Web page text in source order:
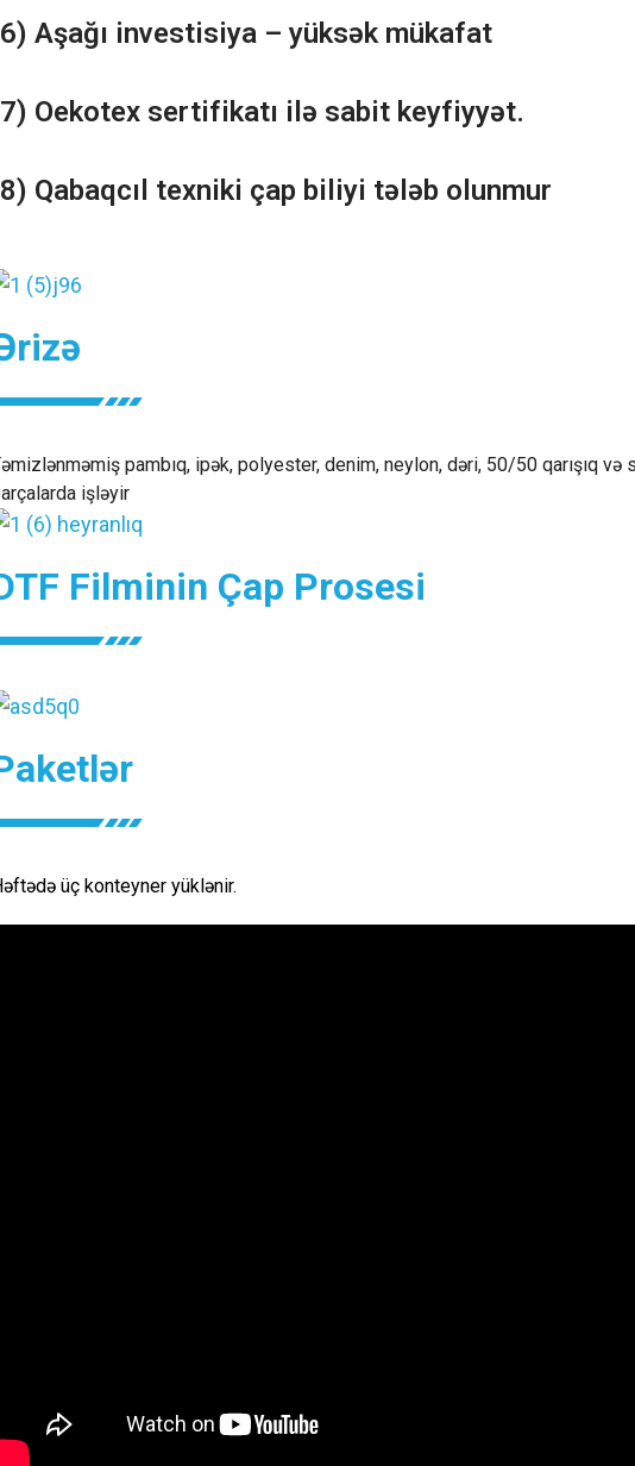
Aşağı investisiya – yüksək mükafat
Oekotex sertifikatı ilə sabit keyfiyyət.
Qabaqcıl texniki çap biliyi tələb olunmur
pambıq, ipək, polyester, denim, neylon, dəri, 50/50 qarışıq və
işləyir
Filminin Çap Prosesi
üç konteyner yüklənir.